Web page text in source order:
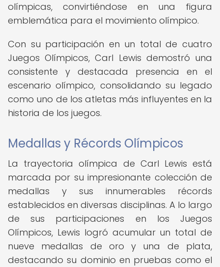
olímpicas, convirtiéndose en una figura
emblemática para el movimiento olímpico.
Con su participación en un total de cuatro
Juegos Olímpicos, Carl Lewis demostró una
consistente y destacada presencia en el
escenario olímpico, consolidando su legado
como uno de los atletas más influyentes en la
historia de los juegos.
Medallas y Récords Olímpicos
La trayectoria olímpica de Carl Lewis está
marcada por su impresionante colección de
medallas y sus innumerables récords
establecidos en diversas disciplinas. A lo largo
de sus participaciones en los Juegos
Olímpicos, Lewis logró acumular un total de
nueve medallas de oro y una de plata,
destacando su dominio en pruebas como el